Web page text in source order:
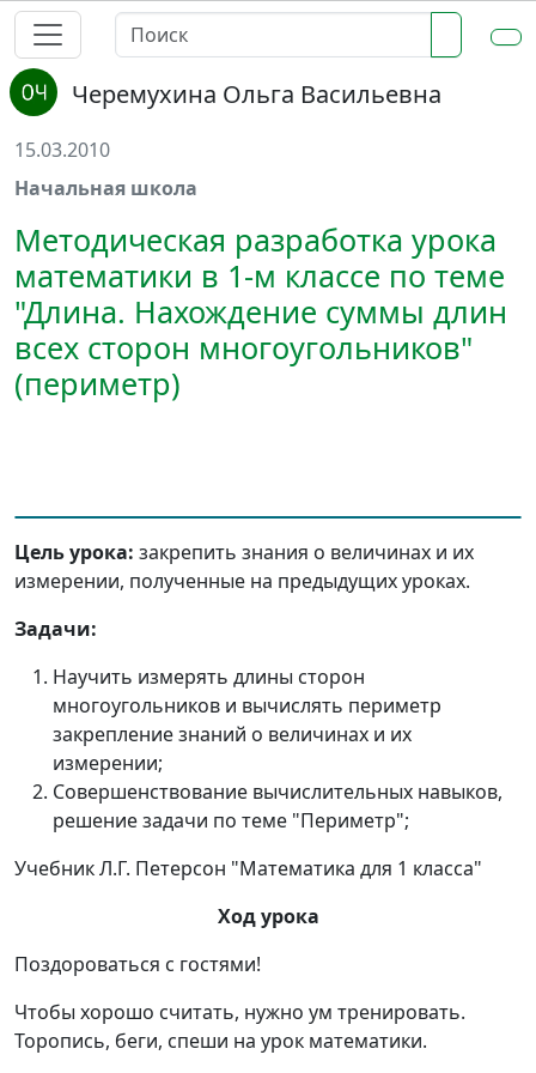
Черемухина Ольга Васильевна
15.03.2010
Начальная школа
Методическая разработка урока
математики в 1-м классе по теме
"Длина. Нахождение суммы длин
всех сторон многоугольников"
(периметр)
Цель урока: закрепить знания о величинах и их
измерении, полученные на предыдущих уроках.
Задачи:
Научить измерять длины сторон
многоугольников и вычислять периметр
закрепление знаний о величинах и их
измерении;
Совершенствование вычислительных навыков,
решение задачи по теме "Периметр";
Учебник Л.Г. Петерсон "Математика для 1 класса"
Ход урока
Поздороваться с гостями!
Чтобы хорошо считать, нужно ум тренировать.
Торопись, беги, спеши на урок математики.